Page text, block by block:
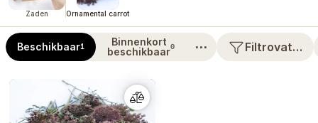
Zaden Ornamental carrot
Beschikbaar1
Binnenkort
beschikbaar0 ⋯ Filtrovat…